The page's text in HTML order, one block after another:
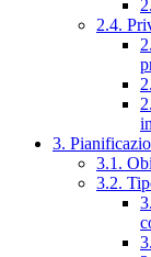
2.4.
3.
3.1.
3.2.